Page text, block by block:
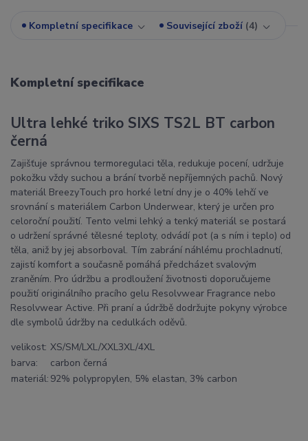
Kompletní specifikace Související zboží 4
Kompletní specifikace
Ultra lehké triko SIXS TS2L BT carbon
černá
Zajišťuje správnou termoregulaci těla, redukuje pocení, udržuje
pokožku vždy suchou a brání tvorbě nepříjemných pachů. Nový
materiál BreezyTouch pro horké letní dny je o 40% lehčí ve
srovnání s materiálem Carbon Underwear, který je určen pro
celoroční použití. Tento velmi lehký a tenký materiál se postará
o udržení správné tělesné teploty, odvádí pot (a s ním i teplo) od
těla, aniž by jej absorboval. Tím zabrání náhlému prochladnutí,
zajistí komfort a současně pomáhá předcházet svalovým
zraněním. Pro údržbu a prodloužení životnosti doporučujeme
použití originálního pracího gelu Resolvwear Fragrance nebo
Resolvwear Active. Při praní a údržbě dodržujte pokyny výrobce
dle symbolů údržby na cedulkách oděvů.
velikost: XS/SM/LXL/XXL3XL/4XL
barva:
carbon černá
materiál: 92% polypropylen, 5% elastan, 3% carbon